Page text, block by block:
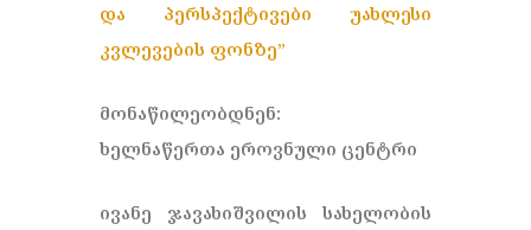
და პერსპექტივები უახლესი
კვლევების ფონზე”
მონაწილეობდნენ:
ხელნაწერთა ეროვნული ცენტრი
ივანე ჯავახიშვილის სახელობის